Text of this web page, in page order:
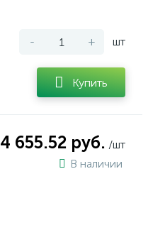
- + шт
Купить
4 655.52 руб. /шт
В наличии